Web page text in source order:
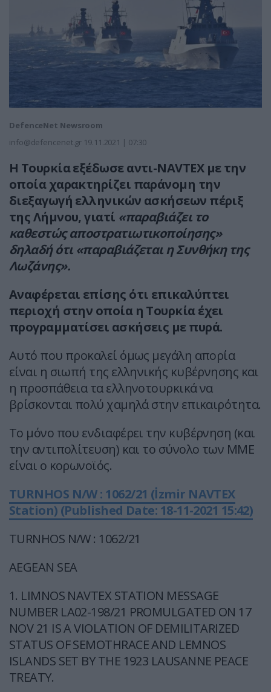
DefenceNet Newsroom
info@defencenet.gr 19.11.2021 | 07:30
Η Τουρκία εξέδωσε αντι-ΝAVTEX με την
οποία χαρακτηρίζει παράνομη την
διεξαγωγή ελληνικών ασκήσεων πέριξ
της Λήμνου, γιατί «παραβιάζει το
καθεστώς αποστρατιωτικοποίησης»
δηλαδή ότι «παραβιάζεται η Συνθήκη της
Λωζάνης».
Aναφέρεται επίσης ότι επικαλύπτει
περιοχή στην οποία η Τουρκία έχει
προγραμματίσει ασκήσεις με πυρά.
Αυτό που προκαλεί όμως μεγάλη απορία
είναι η σιωπή της ελληνικής κυβέρνησης και
η προσπάθεια τα ελληνοτουρκικά να
βρίσκονται πολύ χαμηλά στην επικαιρότητα.
Το μόνο που ενδιαφέρει την κυβέρνηση (και
την αντιπολίτευση) και το σύνολο των ΜΜΕ
είναι ο κορωνοϊός.
TURNHOS N/W : 1062/21 (İzmir NAVTEX
Station) (Published Date: 18-11-2021 15:42)
TURNHOS N/W : 1062/21
AEGEAN SEA
1. LIMNOS NAVTEX STATION MESSAGE
NUMBER LA02-198/21 PROMULGATED ON 17
NOV 21 IS A VIOLATION OF DEMILITARIZED
STATUS OF SEMOTHRACE AND LEMNOS
ISLANDS SET BY THE 1923 LAUSANNE PEACE
TREATY.